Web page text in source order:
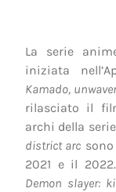
La serie
iniziata
Kamado,
rilasciato il
archi della
district arc
2021 e il
Demon slayer: